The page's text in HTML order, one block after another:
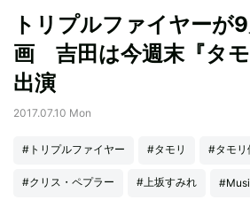
トリプルファイヤーが
画 吉田は今週末『タ
出演
2017.07.10 Mon
#トリプルファイヤー #タモリ #タモリ
#クリス・ペプラー #上坂すみれ